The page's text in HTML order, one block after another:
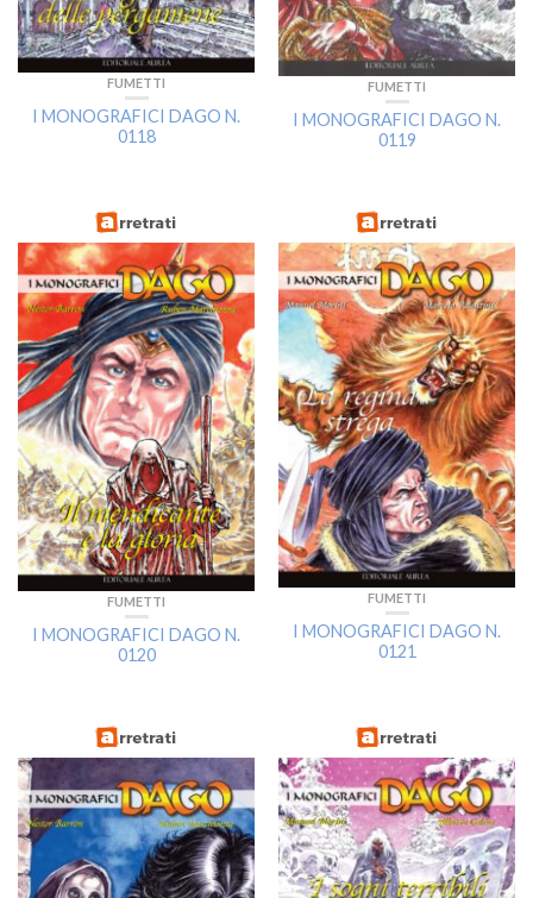
FUMETTI
I MONOGRAFICI DAGO N.
0118
FUMETTI
I MONOGRAFICI DAGO N.
0119
FUMETTI
I MONOGRAFICI DAGO N.
0120
FUMETTI
I MONOGRAFICI DAGO N.
0121